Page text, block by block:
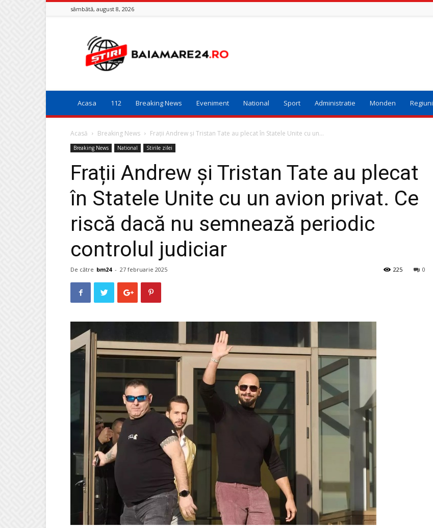
sâmbătă, august 8, 2026
Baia
Mare
24
Acasa 112 Breaking News Eveniment National Sport Administratie Monden Regiuni
Acasă Breaking News Frații Andrew și Tristan Tate au plecat în Statele Unite cu un...
Breaking News National Stirile zilei
Frații Andrew și Tristan Tate au plecat
în Statele Unite cu un avion privat. Ce
riscă dacă nu semnează periodic
controlul judiciar
De către bm24 - 27 februarie 2025 0
225